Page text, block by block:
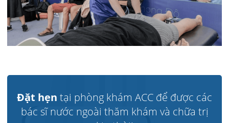
Đặt hẹn tại phòng khám ACC để được các
bác sĩ nước ngoài thăm khám và chữa trị